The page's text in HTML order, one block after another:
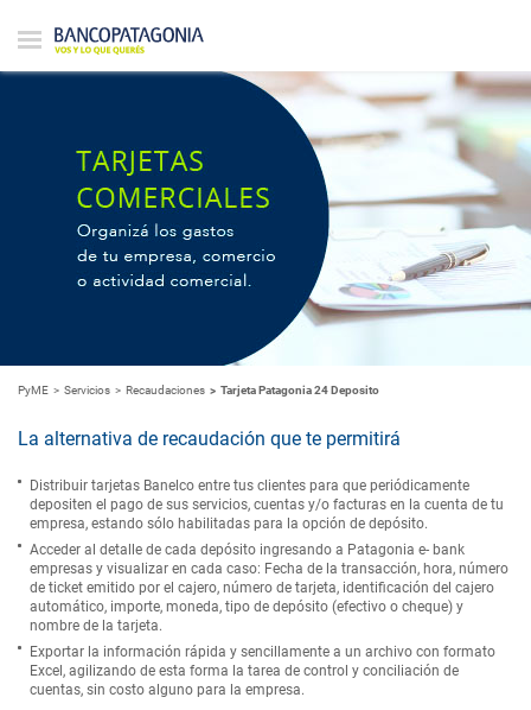
PyME Servicios Recaudaciones Tarjeta Patagonia 24 Deposito
La alternativa de recaudación que te permitirá
Distribuir tarjetas Banelco entre tus clientes para que periódicamente
depositen el pago de sus servicios, cuentas y/o facturas en la cuenta de tu
empresa, estando sólo habilitadas para la opción de depósito.
Acceder al detalle de cada depósito ingresando a Patagonia e- bank
empresas y visualizar en cada caso: Fecha de la transacción, hora, número
de ticket emitido por el cajero, número de tarjeta, identificación del cajero
automático, importe, moneda, tipo de depósito (efectivo o cheque) y
nombre de la tarjeta.
Exportar la información rápida y sencillamente a un archivo con formato
Excel, agilizando de esta forma la tarea de control y conciliación de
cuentas, sin costo alguno para la empresa.